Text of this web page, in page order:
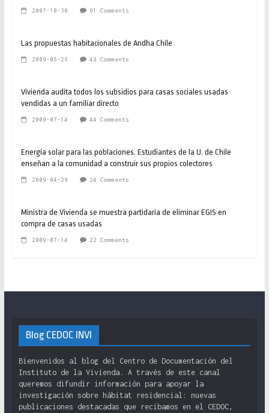
2007-10-30 91 Comments
Las propuestas habitacionales de Andha Chile
2009-06-26 48 Comments
Vivienda audita todos los subsidios para casas sociales usadas
vendidas a un familiar directo
2009-07-14 44 Comments
Energía solar para las poblaciones. Estudiantes de la U. de Chile
enseñan a la comunidad a construir sus propios colectores
2009-04-29 24 Comments
Ministra de Vivienda se muestra partidaria de eliminar EGIS en
compra de casas usadas
2009-07-14 22 Comments
Blog CEDOC INVI
Bienvenidos al blog del Centro de Documentación del
Instituto de la Vivienda. A través de este canal
queremos difundir información para apoyar la
investigación sobre hábitat residencial: nuevas
publicaciones destacadas que recibamos en el CEDOC,